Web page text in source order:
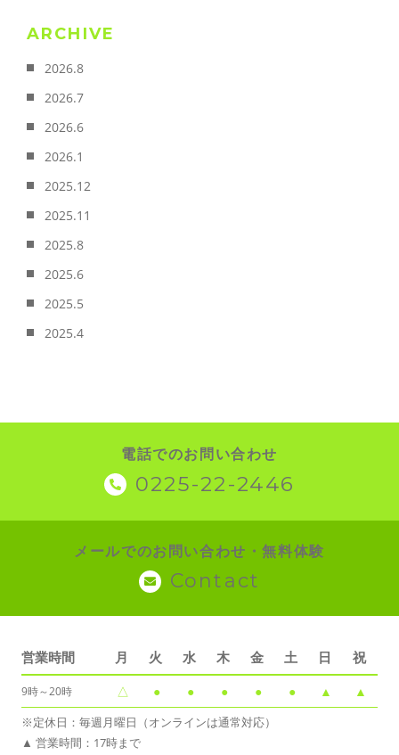
ARCHIVE
2026.8
2026.7
2026.6
2026.1
2025.12
2025.11
2025.8
2025.6
2025.5
2025.4
電話でのお問い合わせ
0225-22-2446
メールでのお問い合わせ・無料体験
Contact
営業時間 月 火 水 木 金 土 日 祝
9時～20時 △ ● ● ● ● ● ▲ ▲
※定休日：毎週月曜日（オンラインは通常対応）
▲ 営業時間：17時まで